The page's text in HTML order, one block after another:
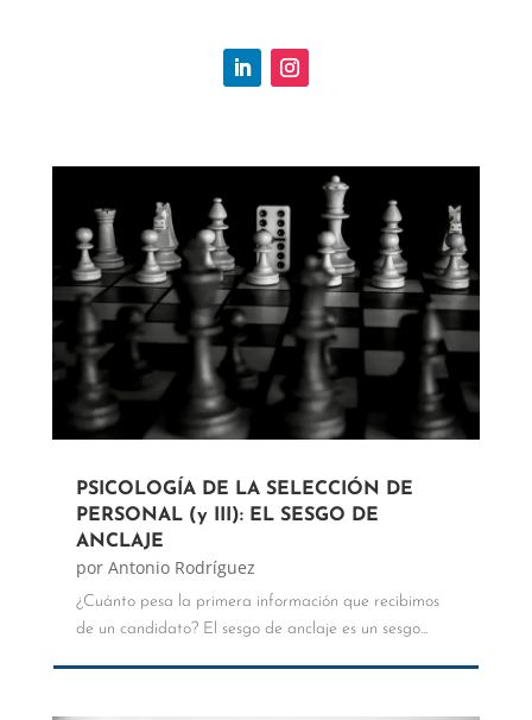
PSICOLOGÍA DE LA SELECCIÓN DE
PERSONAL (y III): EL SESGO DE
ANCLAJE
por Antonio Rodríguez
¿Cuánto pesa la primera información que recibimos
de un candidato? El sesgo de anclaje es un sesgo...